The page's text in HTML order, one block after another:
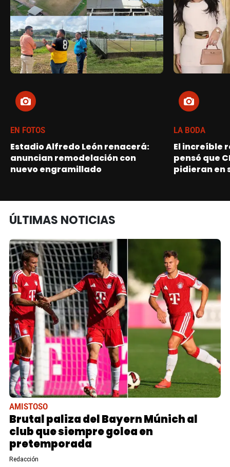
EN FOTOS
Estadio Alfredo León renacerá:
anuncian remodelación con
nuevo engramillado
LA BODA
El increíble
pensó que
pidieran en
ÚLTIMAS NOTICIAS
AMISTOSO
Brutal paliza del Bayern Múnich al
club que siempre golea en
pretemporada
Redacción